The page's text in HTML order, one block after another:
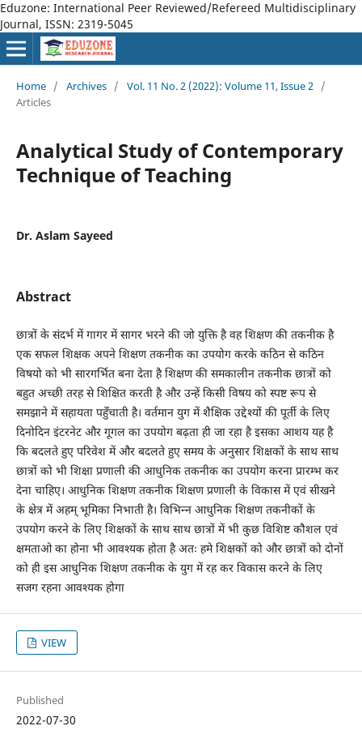
Eduzone: International Peer Reviewed/Refereed Multidisciplinary
Journal, ISSN: 2319-5045
Home / Archives / Vol. 11 No. 2 (2022): Volume 11, Issue 2 /
Articles
Analytical Study of Contemporary
Technique of Teaching
Dr. Aslam Sayeed
Abstract
छात्रों के संदर्भ में गागर में सागर भरने की जो युक्ति है वह शिक्षण की तकनीक है
एक सफल शिक्षक अपने शिक्षण तकनीक का उपयोग करके कठिन से कठिन
विषयो को भी सारगर्भित बना देता है शिक्षण की समकालीन तकनीक छात्रों को
बहुत अच्छी तरह से शिक्षित करती है और उन्हें किसी विषय को स्पष्ट रूप से
समझाने में सहायता पहुँचाती है। वर्तमान युग में शैक्षिक उद्देश्यों की पूर्ती के लिए
दिनोदिन इंटरनेट और गूगल का उपयोग बढ़ता ही जा रहा है इसका आशय यह है
कि बदलते हुए परिवेश में और बदलते हुए समय के अनुसार शिक्षकों के साथ साथ
छात्रों को भी शिक्षा प्रणाली की आधुनिक तकनीक का उपयोग करना प्रारम्भ कर
देना चाहिए। आधुनिक शिक्षण तकनीक शिक्षण प्रणाली के विकास में एवं सीखने
के क्षेत्र में अहम् भूमिका निभाती है। विभिन्न आधुनिक शिक्षण तकनीकों के
उपयोग करने के लिए शिक्षकों के साथ साथ छात्रों में भी कुछ विशिष्ट कौशल एवं
क्षमताओ का होना भी आवश्यक होता है अतः हमे शिक्षकों को और छात्रों को दोनों
को ही इस आधुनिक शिक्षण तकनीक के युग में रह कर विकास करने के लिए
सजग रहना आवश्यक होगा
VIEW
Published
2022-07-30